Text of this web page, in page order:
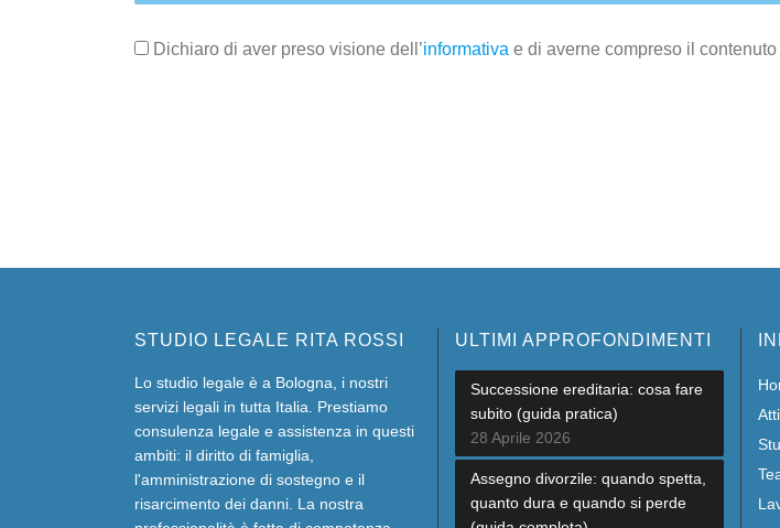
Dichiaro di aver preso visione dell’informativa e di averne compreso il contenuto
STUDIO LEGALE RITA ROSSI
Lo studio legale è a Bologna, i nostri
servizi legali in tutta Italia. Prestiamo
consulenza legale e assistenza in questi
ambiti: il diritto di famiglia,
l'amministrazione di sostegno e il
risarcimento dei danni. La nostra
ULTIMI APPROFONDIMENTI
Successione ereditaria: cosa fare
subito (guida pratica)
28 Aprile 2026
Assegno divorzile: quando spetta,
quanto dura e quando si perde